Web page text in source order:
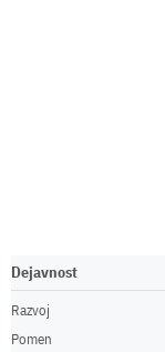
Dejavnost
Razvoj
Pomen